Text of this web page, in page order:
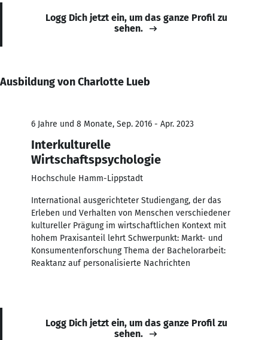
Logg Dich jetzt ein, um das ganze Profil zu
sehen.
Ausbildung von Charlotte Lueb
6 Jahre und 8 Monate, Sep. 2016 - Apr. 2023
Interkulturelle
Wirtschaftspsychologie
Hochschule Hamm-Lippstadt
International ausgerichteter Studiengang, der das
Erleben und Verhalten von Menschen verschiedener
kultureller Prägung im wirtschaftlichen Kontext mit
hohem Praxisanteil lehrt Schwerpunkt: Markt- und
Konsumentenforschung Thema der Bachelorarbeit:
Reaktanz auf personalisierte Nachrichten
Logg Dich jetzt ein, um das ganze Profil zu
sehen.